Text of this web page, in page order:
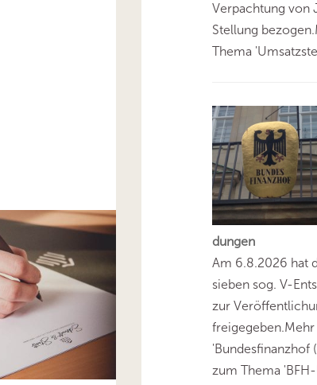
Verpachtung von
Stellung
Thema
dungen
Am 6.8.2026 hat
sieben sog. V-
zur
'Bundesfinanzhof
zum Thema